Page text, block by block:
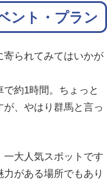
ント・プラン
られてみてはいかが
約1時間。ちょっと
、やはり群馬と言っ
大人気スポットです
がある場所でもあり